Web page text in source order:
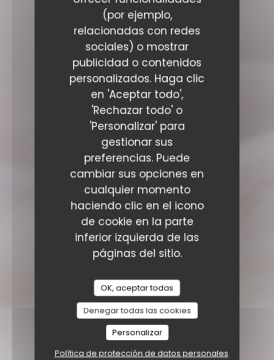
(por ejemplo,
relacionadas con redes
sociales) o mostrar
publicidad o contenidos
personalizados. Haga clic
en 'Aceptar todo',
'Rechazar todo' o
'Personalizar' para
gestionar sus
preferencias. Puede
cambiar sus opciones en
cualquier momento
haciendo clic en el icono
de cookie en la parte
inferior izquierda de las
páginas del sitio.
OK, aceptar todas
Denegar todas las cookies
Personalizar
Política de protección de datos personales